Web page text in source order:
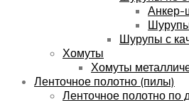
Анкер-
Шурупы с
Хомуты
Хомуты
Ленточное полотно (пилы)
Ленточное полотно по